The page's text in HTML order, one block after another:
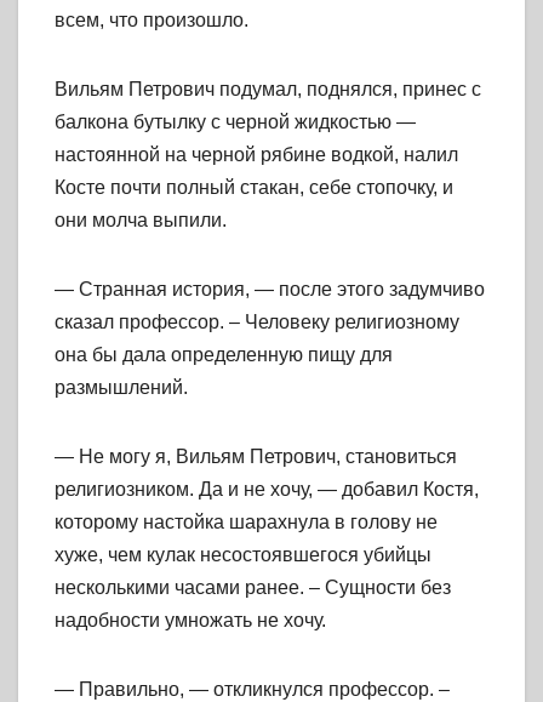
всем, что произошло.
Вильям Петрович подумал, поднялся, принес с
балкона бутылку с черной жидкостью —
настоянной на черной рябине водкой, налил
Косте почти полный стакан, себе стопочку, и
они молча выпили.
— Странная история, — после этого задумчиво
сказал профессор. – Человеку религиозному
она бы дала определенную пищу для
размышлений.
— Не могу я, Вильям Петрович, становиться
религиозником. Да и не хочу, — добавил Костя,
которому настойка шарахнула в голову не
хуже, чем кулак несостоявшегося убийцы
несколькими часами ранее. – Сущности без
надобности умножать не хочу.
— Правильно, — откликнулся профессор. –